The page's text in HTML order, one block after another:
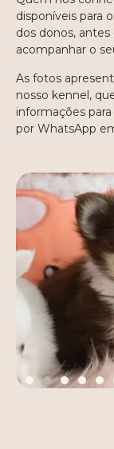
disponíveis para
dos donos,
acompanhar o
As fotos
nosso kennel,
informações
por WhatsApp